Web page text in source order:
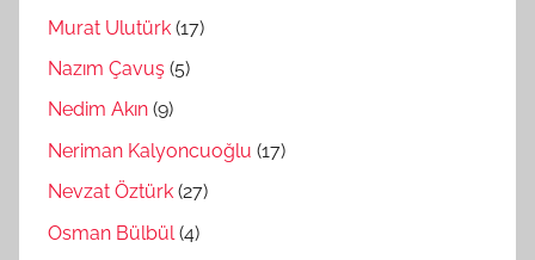
Murat Ulutürk (17)
Nazım Çavuş (5)
Nedim Akın (9)
Neriman Kalyoncuoğlu (17)
Nevzat Öztürk (27)
Osman Bülbül (4)